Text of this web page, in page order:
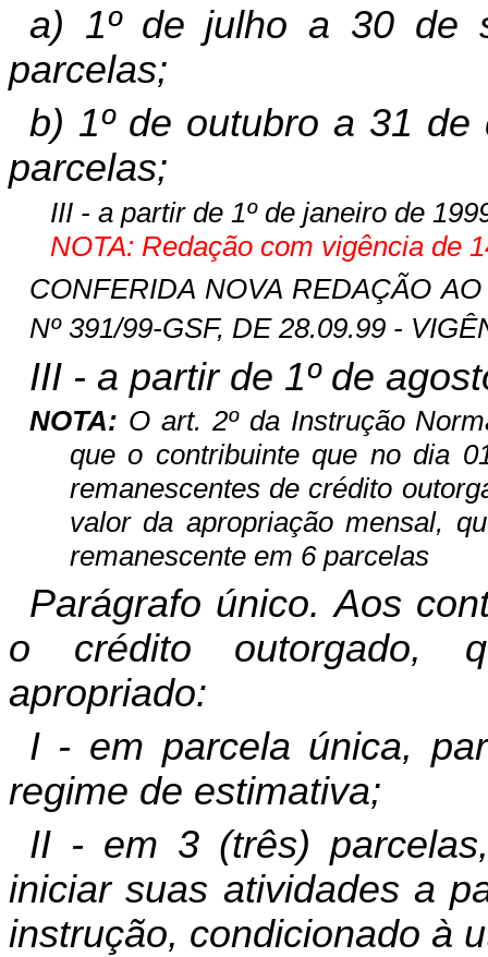
a) 1º de julho a 30 de
parcelas;
b) 1º de outubro a 31
parcelas;
III - a partir de 1º de janeiro de
NOTA: Redação com vigência de
CONFERIDA NOVA REDAÇÃO
Nº 391/99-GSF, DE 28.09.99 -
III - a partir de 1º de
NOTA: O art. 2º da Instrução
que o contribuinte que no dia
remanescentes de crédito
valor da apropriação mensal,
remanescente em 6 parcelas
Parágrafo único. Aos
o crédito outorgado,
apropriado:
I - em parcela única,
regime de estimativa;
II - em 3 (três)
iniciar suas atividades a
instrução, condicionado à